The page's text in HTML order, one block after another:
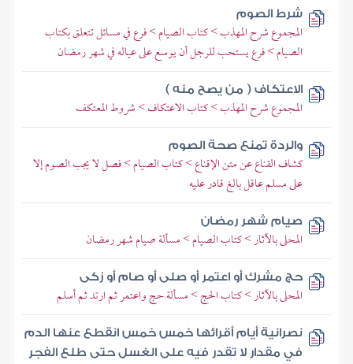
شرط الصوم
المجموع شرح المهذب > كتاب الصيام > فرع في مسائل تتعلق بكتاب
الصيام > فرع يستحب للرجل أن يوسع على عياله في شهر رمضان
الاعتكاف ( من يصح منه )
المجموع شرح المهذب > كتاب الاعتكاف > شروط المعتكف
والردة تمنع صحة الصوم
كشاف القناع عن متن الإقناع > كتاب الصيام > فصل لا يجب الصوم إلا
على مسلم عاقل بالغ قادر عليه
صيام شهر رمضان
المحلى بالآثار > كتاب الصيام > مسألة صيام شهر رمضان
حج مشرك أو اعتمر أو صلى أو صام أو زكى
المحلى بالآثار > كتاب الحج > مسألة حج واعتمر ثم ارتد ثم أسلم
نصرانية أيام أقرائها خمس خمس انقطع عنها الدم
في مقدار لا تقدر فيه على الغسل حتى طلع الفجر